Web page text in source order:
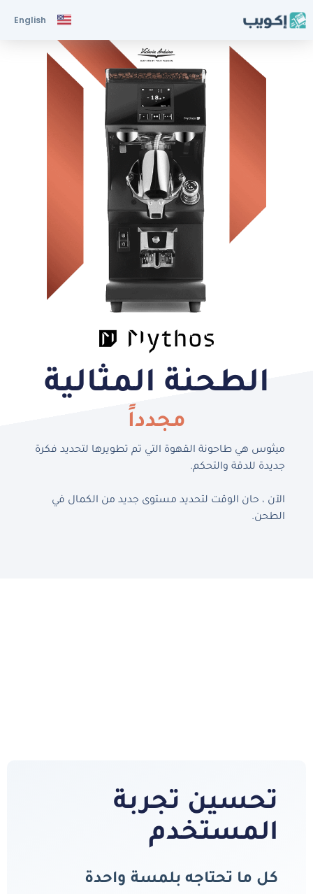
English
الطحنة المثالية
مجدداً
ميثوس هي طاحونة القهوة التي تم تطويرها لتحديد فكرة
جديدة للدقة والتحكم.
الآن ، حان الوقت لتحديد مستوى جديد من الكمال في
الطحن.
تحسين تجربة
المستخدم
كل ما تحتاجه بلمسة واحدة